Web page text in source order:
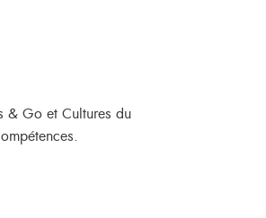
& Go et Cultures du